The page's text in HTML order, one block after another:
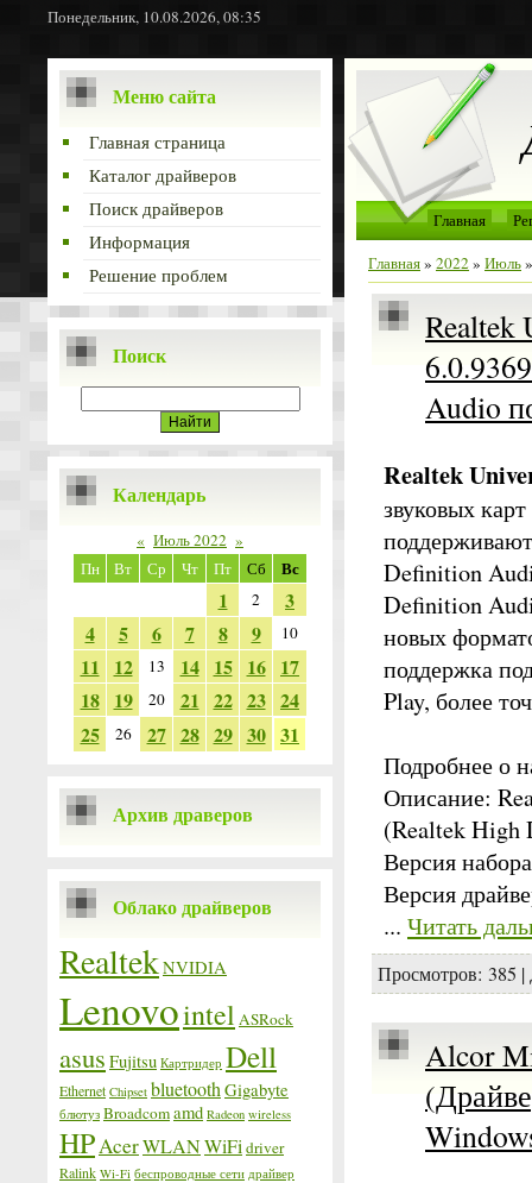
Понедельник, 10.08.2026, 08:35
Меню сайта
Главная страница
Каталог драйверов
Поиск драйверов
Информация
Решение проблем
Поиск
Календарь
« Июль 2022 »
Пн
Вт Ср Чт Пт Сб Вс
1 2
3
4
5 6 7 8 9 10
11 12 13 14 15 16 17
18 19 20 21 22 23 24
25
26 27 28 29 30 31
Архив драверов
Облако драйверов
RealtekNVIDIA
Lenovointel ASRock
asus Fujitsu Картридер Dell
Ethernet Chipset bluetooth Gigabyte
блютуз Broadcomamd Radeon wireless
HPAcerWLANWiFi driver
Ralink Wi-Fi беспроводные сети драйвер
Главная
Главная» 2022» Июль»
Realtek
Audio
Realtek
звуковых
Definition
Definition
новых
поддержка
Play, более
Подробнее о
Описание:
(Realtek
Версия
Версия
... Читать
Просмотров: 385 |
Alcor